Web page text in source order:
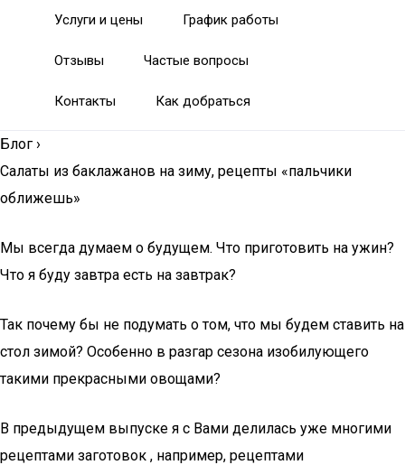
Услуги и цены График работы
Отзывы Частые вопросы
Контакты Как добраться
Блог ›
Салаты из баклажанов на зиму, рецепты «пальчики
оближешь»
Мы всегда думаем о будущем. Что приготовить на ужин?
Что я буду завтра есть на завтрак?
Так почему бы не подумать о том, что мы будем ставить на
стол зимой? Особенно в разгар сезона изобилующего
такими прекрасными овощами?
В предыдущем выпуске я с Вами делилась уже многими
рецептами заготовок , например, рецептами